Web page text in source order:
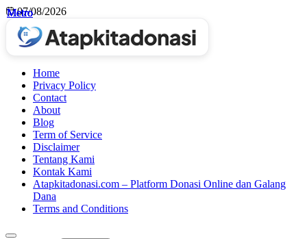
Skip
content
07/08/2026
Home
Privacy Policy
Contact
About
Blog
Term of Service
Disclaimer
Tentang Kami
Kontak Kami
Atapkitadonasi.com – Platform Donasi Online dan Galang
Dana
Terms and Conditions
Metro
Metro
Metro
Metro